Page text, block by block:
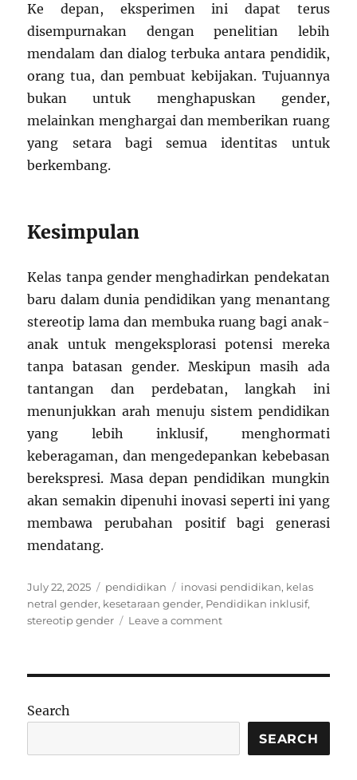
Ke depan, eksperimen ini dapat terus
disempurnakan dengan penelitian lebih
mendalam dan dialog terbuka antara pendidik,
orang tua, dan pembuat kebijakan. Tujuannya
bukan untuk menghapuskan gender,
melainkan menghargai dan memberikan ruang
yang setara bagi semua identitas untuk
berkembang.
Kesimpulan
Kelas tanpa gender menghadirkan pendekatan
baru dalam dunia pendidikan yang menantang
stereotip lama dan membuka ruang bagi anak-
anak untuk mengeksplorasi potensi mereka
tanpa batasan gender. Meskipun masih ada
tantangan dan perdebatan, langkah ini
menunjukkan arah menuju sistem pendidikan
yang lebih inklusif, menghormati
keberagaman, dan mengedepankan kebebasan
berekspresi. Masa depan pendidikan mungkin
akan semakin dipenuhi inovasi seperti ini yang
membawa perubahan positif bagi generasi
mendatang.
Posted
on
July 22, 2025 Categories
pendidikan Tags
inovasi pendidikan, kelas
netral gender, kesetaraan gender, Pendidikan inklusif,
stereotip gender
Leave a commenton
Netral
Menantang
Search
SEARCH